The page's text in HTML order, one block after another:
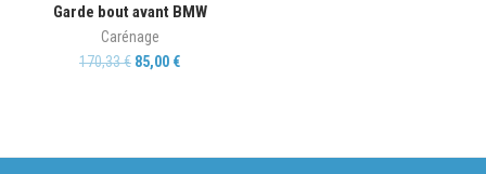
Garde bout avant BMW
Carénage
170,33€ 85,00 €